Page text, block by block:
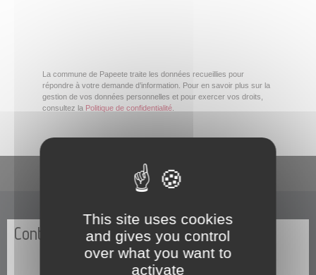
La commune de Papeete traite les données recueillies pour
répondre à votre demande d’information. Pour en savoir plus sur la
gestion de vos données personnelles et pour exercer vos droits,
consultez la Politique de confidentialité
En un clic
Contactez-nous
This site uses cookies
and gives you control
over what you want to
activate